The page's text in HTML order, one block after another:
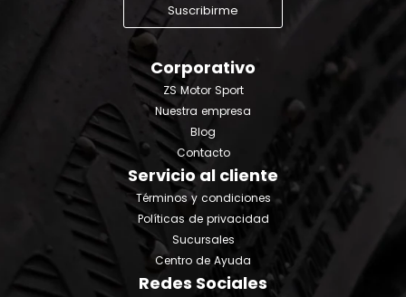
Suscribirme
Corporativo
ZS Motor Sport
Nuestra empresa
Blog
Contacto
Servicio al cliente
Términos y condiciones
Políticas de privacidad
Sucursales
Centro de Ayuda
Redes Sociales